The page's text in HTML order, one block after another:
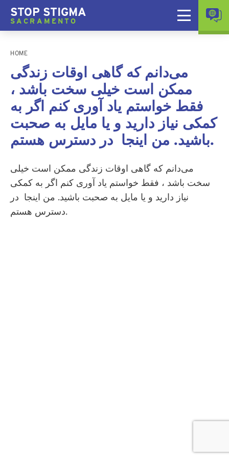
STOP STIGMA
SACRAMENTO
HOME
می‌دانم که گاهی اوقات زندگی
ممکن است خیلی سخت باشد ،
فقط خواستم یاد آوری کنم اگر به
کمکی نیاز دارید و یا مایل به صحبت
باشید. من اینجا در دسترس هستم.
می‌دانم که گاهی اوقات زندگی ممکن است خیلی
سخت باشد ، فقط خواستم یاد آوری کنم اگر به کمکی
نیاز دارید و یا مایل به صحبت باشید. من اینجا در
دسترس هستم.